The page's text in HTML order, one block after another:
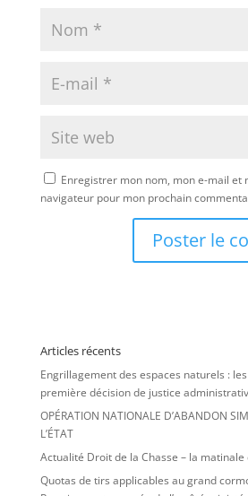
Enregistrer mon nom, mon e-mail et
navigateur pour mon prochain
Articles récents
Engrillagement des espaces naturels : les
première décision de justice
OPÉRATION NATIONALE D’ABANDON
L’ÉTAT
Actualité Droit de la Chasse – la matinale
Quotas de tirs applicables au grand